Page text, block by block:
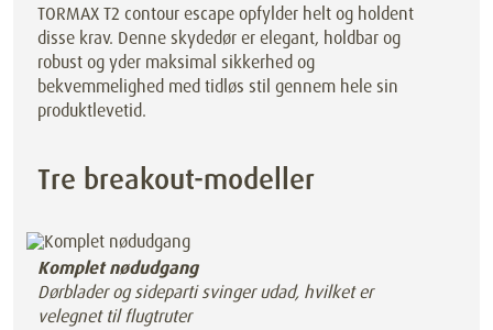
TORMAX T2 contour escape opfylder helt og holdent
disse krav. Denne skydedør er elegant, holdbar og
robust og yder maksimal sikkerhed og
bekvemmelighed med tidløs stil gennem hele sin
produktlevetid.
Tre breakout-modeller
Komplet nødudgang
Dørblader og sideparti svinger udad, hvilket er
velegnet til flugtruter